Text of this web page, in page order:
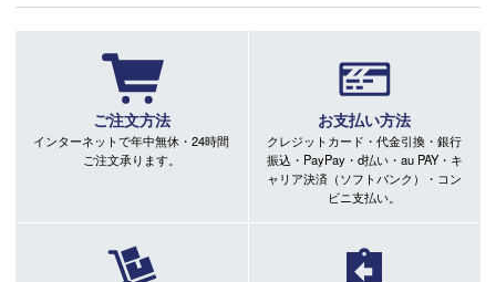
ご注文方法
インターネットで年中無休・24時間
ご注文承ります。
お支払い方法
クレジットカード・代金引換・銀行
振込・PayPay・d払い・au PAY・キ
ャリア決済（ソフトバンク）・コン
ビニ支払い。